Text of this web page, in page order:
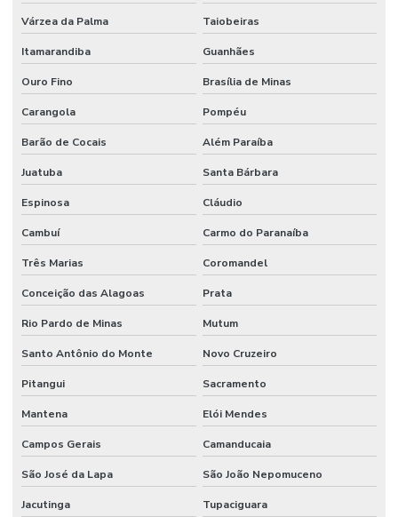
Várzea da Palma Taiobeiras
Itamarandiba Guanhães
Ouro Fino Brasília de Minas
Carangola Pompéu
Barão de Cocais Além Paraíba
Juatuba Santa Bárbara
Espinosa Cláudio
Cambuí Carmo do Paranaíba
Três Marias Coromandel
Conceição das Alagoas Prata
Rio Pardo de Minas Mutum
Santo Antônio do Monte Novo Cruzeiro
Pitangui Sacramento
Mantena Elói Mendes
Campos Gerais Camanducaia
São José da Lapa São João Nepomuceno
Jacutinga Tupaciguara